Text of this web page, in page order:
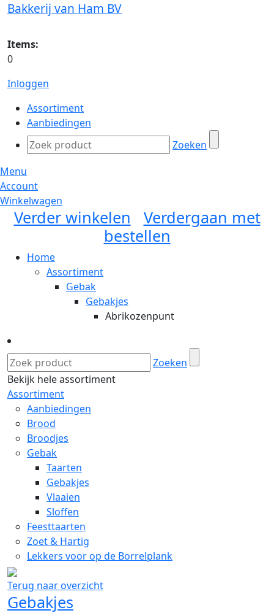
Bakkerij van Ham BV
Items:
0
Inloggen
Assortiment
Aanbiedingen
Zoeken
Menu
Account
Winkelwagen
Verder winkelen
Verdergaan met
bestellen
Home
Assortiment
Gebak
Gebakjes
Abrikozenpunt
Zoeken
Bekijk hele assortiment
Assortiment
Aanbiedingen
Brood
Broodjes
Gebak
Taarten
Gebakjes
Vlaaien
Sloffen
Feesttaarten
Zoet & Hartig
Lekkers voor op de Borrelplank
Terug naar overzicht
Gebakjes